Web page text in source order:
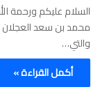
السلام عليكم ورحمة
محمد بن سعد
والتي…
أكمل القراءة »